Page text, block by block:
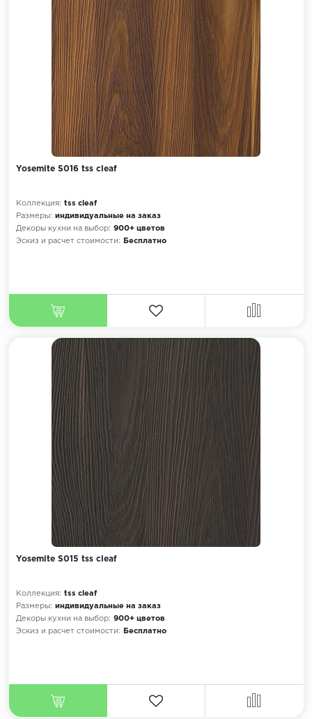
Yosemite S016 tss cleaf
Коллекция: tss cleaf
Размеры: индивидуальные на заказ
Декоры кухни на выбор: 900+ цветов
Эскиз и расчет стоимости:
Бесплатно
Yosemite S015 tss cleaf
Коллекция: tss cleaf
Размеры: индивидуальные на заказ
Декоры кухни на выбор: 900+ цветов
Эскиз и расчет стоимости:
Бесплатно